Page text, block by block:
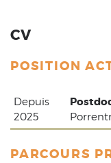
CV
POSITION
Depuis
2025
PARCOURS